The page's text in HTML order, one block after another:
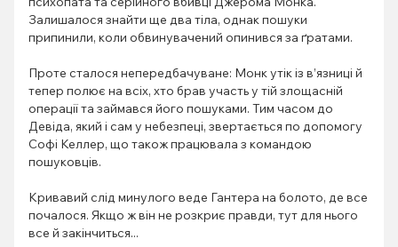
Залишалося знайти ще два тіла, однак пошуки
припинили, коли обвинувачений опинився за ґратами.
Проте сталося непередбачуване: Монк утік із в’язниці й
тепер полює на всіх, хто брав участь у тій злощасній
операції та займався його пошуками. Тим часом до
Девіда, який і сам у небезпеці, звертається по допомогу
Софі Келлер, що також працювала з командою
пошуковців.
Кривавий слід минулого веде Гантера на болото, де все
почалося. Якщо ж він не розкриє правди, тут для нього
все й закінчиться...